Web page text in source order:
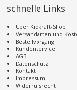
schnelle Links
Über Kidkraft-Shop
Versandarten und
Bestellvorgang
Kundenservice
AGB
Datenschutz
Kontakt
Impressum
Widerrufsrecht